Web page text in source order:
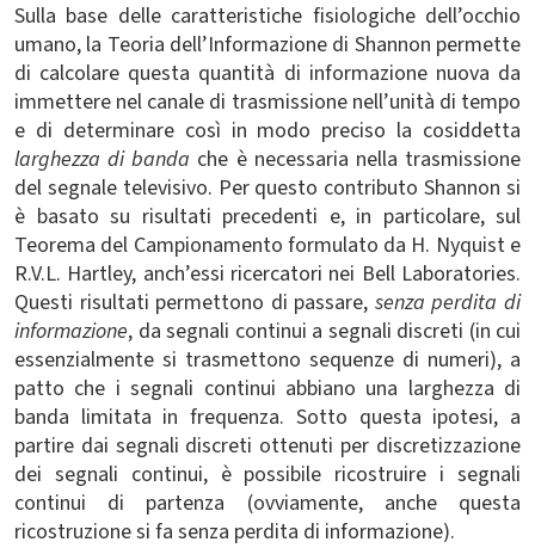
Sulla base delle caratteristiche fisiologiche dell’occhio
umano, la Teoria dell’Informazione di Shannon permette
di calcolare questa quantità di informazione nuova da
immettere nel canale di trasmissione nell’unità di tempo
e di determinare così in modo preciso la cosiddetta
larghezza di banda che è necessaria nella trasmissione
del segnale televisivo. Per questo contributo Shannon si
è basato su risultati precedenti e, in particolare, sul
Teorema del Campionamento formulato da H. Nyquist e
R.V.L. Hartley, anch’essi ricercatori nei Bell Laboratories.
Questi risultati permettono di passare, senza perdita di
informazione, da segnali continui a segnali discreti (in cui
essenzialmente si trasmettono sequenze di numeri), a
patto che i segnali continui abbiano una larghezza di
banda limitata in frequenza. Sotto questa ipotesi, a
partire dai segnali discreti ottenuti per discretizzazione
dei segnali continui, è possibile ricostruire i segnali
continui di partenza (ovviamente, anche questa
ricostruzione si fa senza perdita di informazione).